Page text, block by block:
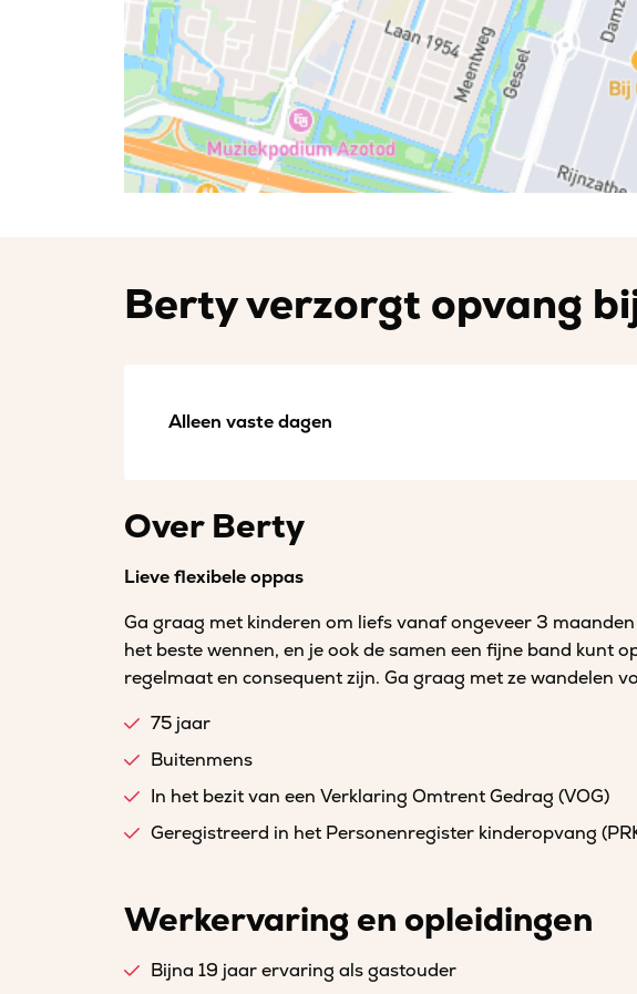
Berty verzorgt opvang
Alleen vaste dagen
Over Berty
Lieve flexibele oppas
Ga graag met kinderen om liefs vanaf ongeveer 3
het beste wennen, en je ook de samen een fijne band kunt
regelmaat en consequent zijn. Ga graag met ze wandelen
75 jaar
Buitenmens
In het bezit van een Verklaring Omtrent Gedrag (VOG)
Geregistreerd in het Personenregister kinderopvang
Werkervaring en opleidingen
Bijna 19 jaar ervaring als gastouder